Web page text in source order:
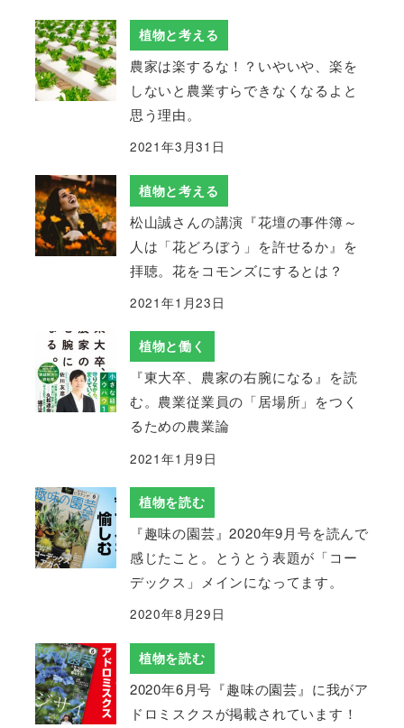
植物と考える
農家は楽するな！？いやいや、楽を
しないと農業すらできなくなるよと
思う理由。
2021年3月31日
植物と考える
松山誠さんの講演『花壇の事件簿～
人は「花どろぼう」を許せるか』を
拝聴。花をコモンズにするとは？
2021年1月23日
植物と働く
『東大卒、農家の右腕になる』を読
む。農業従業員の「居場所」をつく
るための農業論
2021年1月9日
植物を読む
『趣味の園芸』2020年9月号を読んで
感じたこと。とうとう表題が「コー
デックス」メインになってます。
2020年8月29日
植物を読む
2020年6月号『趣味の園芸』に我がア
ドロミスクスが掲載されています！